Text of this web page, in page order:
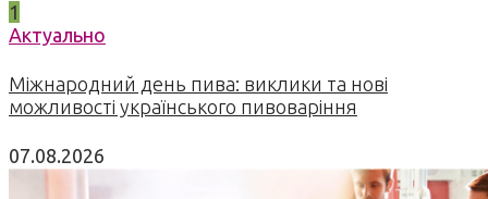
1
Актуально
Міжнародний день пива: виклики та нові
можливості українського пивоваріння
07.08.2026